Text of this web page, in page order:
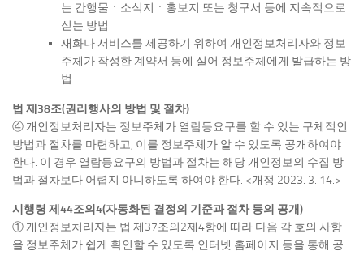
는 간행물ㆍ소식지ㆍ홍보지 또는 청구서 등에 지속적으로
싣는 방법
재화나 서비스를 제공하기 위하여 개인정보처리자와 정보
주체가 작성한 계약서 등에 실어 정보주체에게 발급하는 방
법
법 제38조(권리행사의 방법 및 절차)
④ 개인정보처리자는 정보주체가 열람등요구를 할 수 있는 구체적인
방법과 절차를 마련하고, 이를 정보주체가 알 수 있도록 공개하여야
한다. 이 경우 열람등요구의 방법과 절차는 해당 개인정보의 수집 방
법과 절차보다 어렵지 아니하도록 하여야 한다. <개정 2023. 3. 14.>
시행령 제44조의4(자동화된 결정의 기준과 절차 등의 공개)
① 개인정보처리자는 법 제37조의2제4항에 따라 다음 각 호의 사항
을 정보주체가 쉽게 확인할 수 있도록 인터넷 홈페이지 등을 통해 공